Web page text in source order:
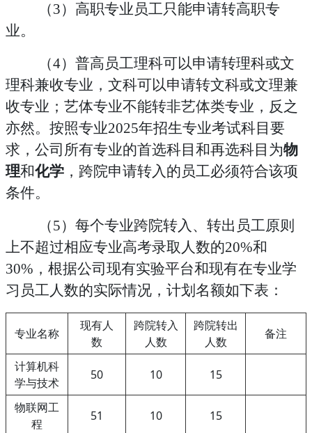
（3）高职专业员工只能申请转高职专
业。
（4）普高员工理科可以申请转理科或文
理科兼收专业，文科可以申请转文科或文理兼
收专业；艺体专业不能转非艺体类专业，反之
亦然。按照专业2025年招生专业考试科目要
求 ，公司所有专业的首选科目和再选科目为物
理和化学 ，跨院申请转入的员工必须符合该项
条件。
（5）每个专业跨院转入、转出员工原则
上不超过相应专业高考录取人数的20%和
30%，根据公司现有实验平台和现有在专业学
习员工人数的实际情况，计划名额如下表：
专业名称
现有人
数
跨院转入
人数
跨院转出
人数
备注
计算机科
学与技术
50 10 15
物联网工
程
51 10 15